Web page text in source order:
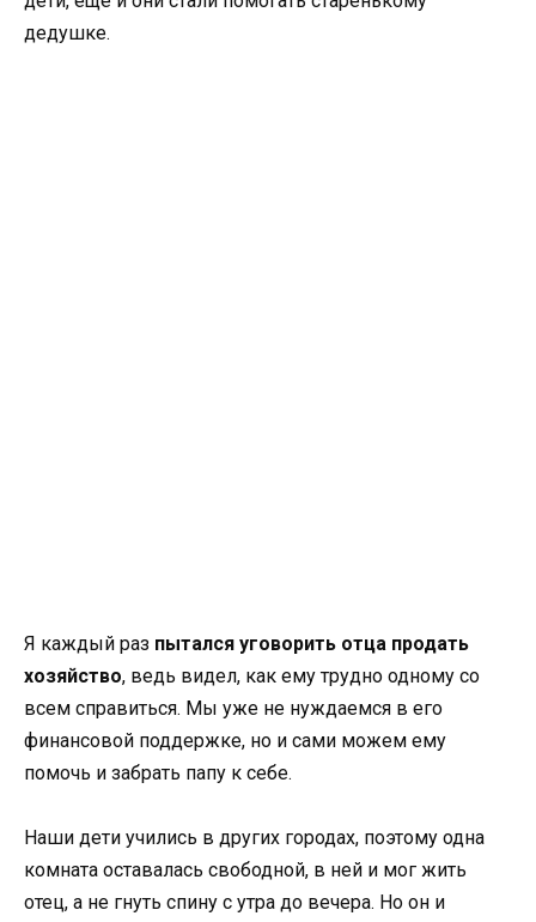
дедушке.
Я каждый раз пытался уговорить отца продать
хозяйство, ведь видел, как ему трудно одному со
всем справиться. Мы уже не нуждаемся в его
финансовой поддержке, но и сами можем ему
помочь и забрать папу к себе.
Наши дети учились в других городах, поэтому одна
комната оставалась свободной, в ней и мог жить
отец, а не гнуть спину с утра до вечера. Но он и